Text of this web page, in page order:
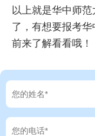
以上就是华中师
了，有想要报考
前来了解看看哦！